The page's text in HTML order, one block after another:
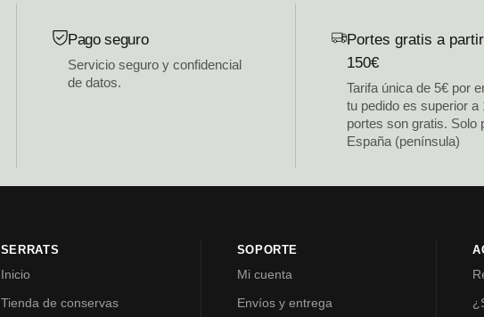
Pago seguro
Servicio seguro y confidencial
de datos.
Portes gratis a
150€
Tarifa única de 5€ por
tu pedido es superior a
portes son gratis. Solo
España (península)
SERRATS
Inicio
Tienda de conservas
SOPORTE
Mi cuenta
Envíos y entrega